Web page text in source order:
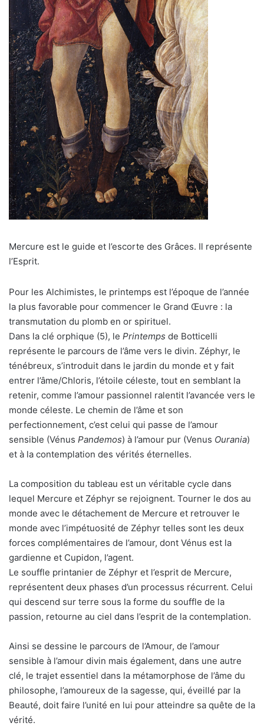
Mercure est le guide et l’escorte des Grâces. Il représente
l’Esprit.
Pour les Alchimistes, le printemps est l’époque de l’année
la plus favorable pour commencer le Grand Œuvre : la
transmutation du plomb en or spirituel.
Dans la clé orphique (5), le Printemps de Botticelli
représente le parcours de l’âme vers le divin. Zéphyr, le
ténébreux, s’introduit dans le jardin du monde et y fait
entrer l’âme/Chloris, l’étoile céleste, tout en semblant la
retenir, comme l’amour passionnel ralentit l’avancée vers le
monde céleste. Le chemin de l’âme et son
perfectionnement, c’est celui qui passe de l’amour
sensible (Vénus Pandemos) à l’amour pur (Venus Ourania)
et à la contemplation des vérités éternelles.
La composition du tableau est un véritable cycle dans
lequel Mercure et Zéphyr se rejoignent. Tourner le dos au
monde avec le détachement de Mercure et retrouver le
monde avec l’impétuosité de Zéphyr telles sont les deux
forces complémentaires de l’amour, dont Vénus est la
gardienne et Cupidon, l’agent.
Le souffle printanier de Zéphyr et l’esprit de Mercure,
représentent deux phases d’un processus récurrent. Celui
qui descend sur terre sous la forme du souffle de la
passion, retourne au ciel dans l’esprit de la contemplation.
Ainsi se dessine le parcours de l’Amour, de l’amour
sensible à l’amour divin mais également, dans une autre
clé, le trajet essentiel dans la métamorphose de l’âme du
philosophe, l’amoureux de la sagesse, qui, éveillé par la
Beauté, doit faire l’unité en lui pour atteindre sa quête de la
vérité.